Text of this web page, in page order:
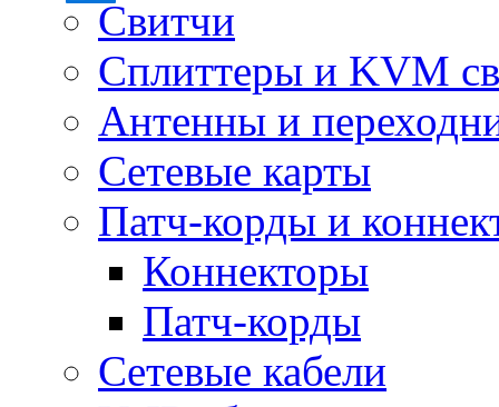
Свитчи
Сплиттеры и KVM
Антенны и
Сетевые карты
Патч-корды и
Коннекторы
Патч-корды
Сетевые кабели